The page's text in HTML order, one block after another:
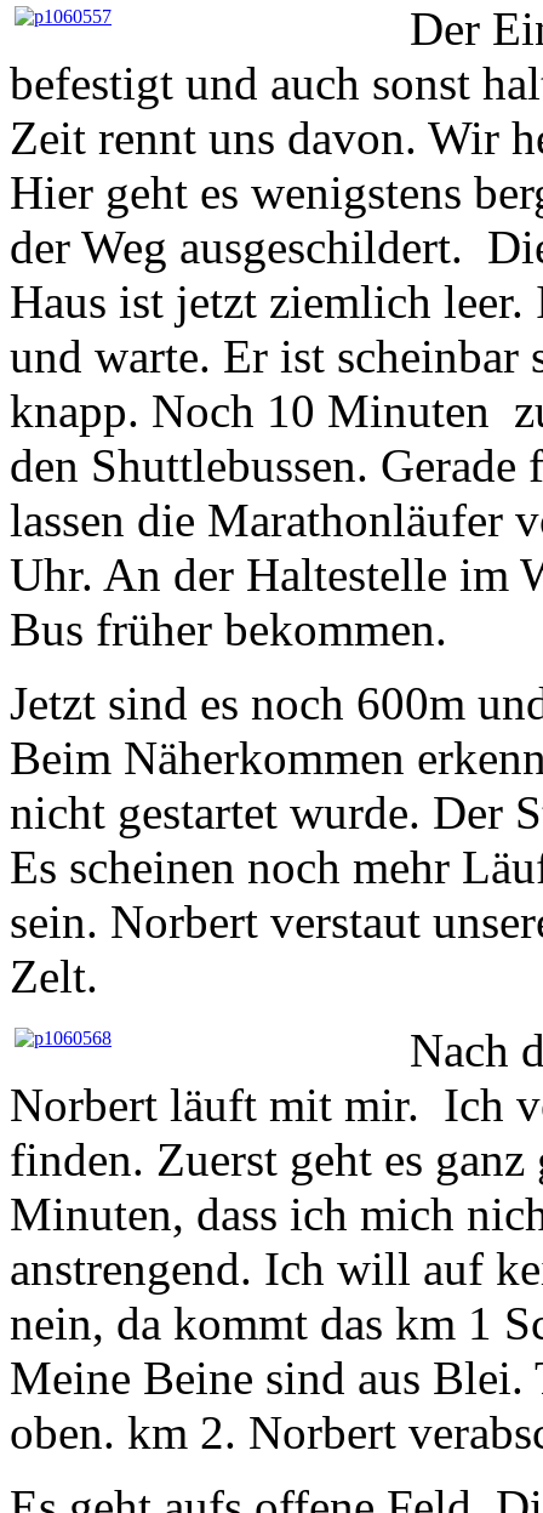
Der
befestigt und auch sonst
Zeit rennt uns davon. Wir
Hier geht es wenigstens
der Weg ausgeschildert.
Haus ist jetzt ziemlich
und warte. Er ist scheinbar
knapp. Noch 10 Minuten
den Shuttlebussen.
lassen die Marathonläufer
Uhr. An der Haltestelle im
Bus früher bekommen.
Jetzt sind es noch 600m
Beim Näherkommen
nicht gestartet wurde. Der
Es scheinen noch mehr
sein. Norbert verstaut
Zelt.
Nach
Norbert läuft mit mir. Ich
finden. Zuerst geht es
Minuten, dass ich mich
anstrengend. Ich will auf
nein, da kommt das km 1
Meine Beine sind aus
oben. km 2. Norbert